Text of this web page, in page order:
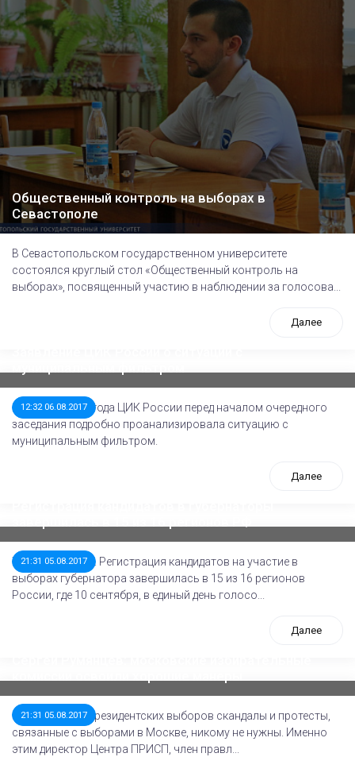
Общественный контроль на выборах в
Севастополе
В Севастопольском государственном университете
состоялся круглый стол «Общественный контроль на
выборах», посвященный участию в наблюдении за голосова...
Далее
12:32 06.08.2017
2 августа 2017 года ЦИК России перед началом очередного
заседания подробно проанализировала ситуацию с
муниципальным фильтром.
Далее
21:31 05.08.2017
ТАСС, 5 августа. Регистрация кандидатов на участие в
выборах губернатора завершилась в 15 из 16 регионов
России, где 10 сентября, в единый день голосо...
Далее
21:31 05.08.2017
За полгода до президентских выборов скандалы и протесты,
связанные с выборами в Москве, никому не нужны. Именно
этим директор Центра ПРИСП, член правл...